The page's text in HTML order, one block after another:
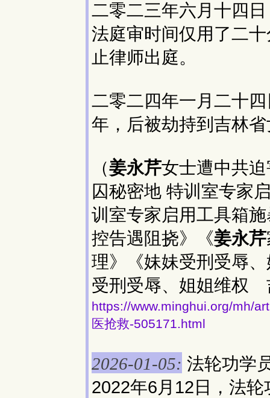
二零二三年六月十四
法庭审时间仅用了二
止律师出庭。
二零二四年一月二十
年，后被劫持到吉林
（姜永芹女士遭中共
囚秘密地 特训室专家
训室专家启用工具箱
控告遇阻挠》《姜永芹
理》《妹妹受刑受辱
受刑受辱、姐姐维权
https://www.minghui.org/mh/
医抢救-505171.html
2026-01-05: 法轮功学
2022年6月12日，法轮